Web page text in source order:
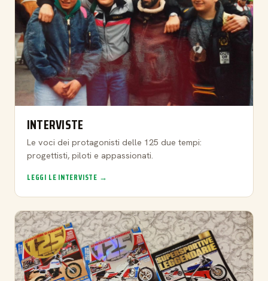
INTERVISTE
Le voci dei protagonisti delle 125 due tempi:
progettisti, piloti e appassionati.
LEGGI LE INTERVISTE →